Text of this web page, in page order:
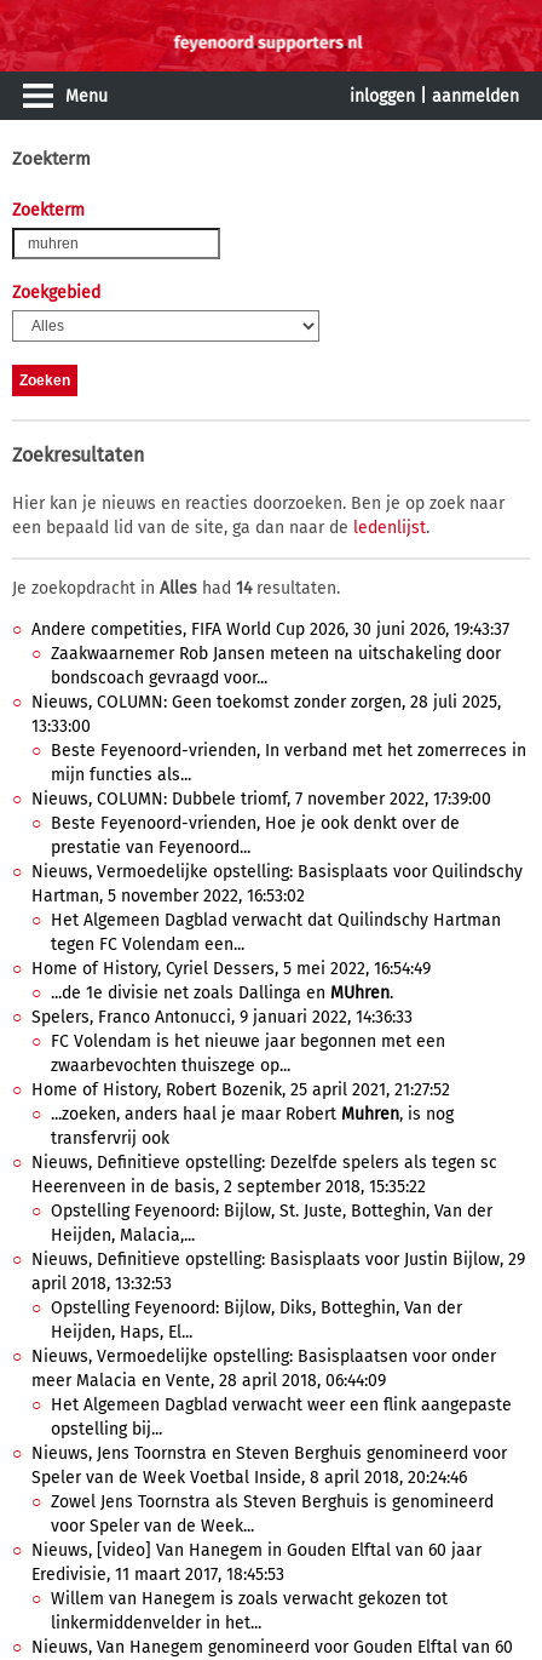
Menu inloggen aanmelden
Zoekterm
Zoekterm
Zoekgebied
Zoekresultaten
Hier kan je nieuws en reacties doorzoeken. Ben je op zoek naar
een bepaald lid van de site, ga dan naar de ledenlijst.
Je zoekopdracht in Alles had 14resultaten.
Andere competities, FIFA World Cup 2026, 30 juni 2026, 19:43:37
Zaakwaarnemer Rob Jansen meteen na uitschakeling door
bondscoach gevraagd voor...
Nieuws, COLUMN: Geen toekomst zonder zorgen, 28 juli 2025,
13:33:00
Beste Feyenoord-vrienden, In verband met het zomerreces in
mijn functies als...
Nieuws, COLUMN: Dubbele triomf, 7 november 2022, 17:39:00
Beste Feyenoord-vrienden, Hoe je ook denkt over de
prestatie van Feyenoord...
Nieuws, Vermoedelijke opstelling: Basisplaats voor Quilindschy
Hartman, 5 november 2022, 16:53:02
Het Algemeen Dagblad verwacht dat Quilindschy Hartman
tegen FC Volendam een...
Home of History, Cyriel Dessers, 5 mei 2022, 16:54:49
...de 1e divisie net zoals Dallinga en MUhren.
Spelers, Franco Antonucci, 9 januari 2022, 14:36:33
FC Volendam is het nieuwe jaar begonnen met een
zwaarbevochten thuiszege op...
Home of History, Robert Bozenik, 25 april 2021, 21:27:52
...zoeken, anders haal je maar Robert Muhren, is nog
transfervrij ook
Nieuws, Definitieve opstelling: Dezelfde spelers als tegen sc
Heerenveen in de basis, 2 september 2018, 15:35:22
Opstelling Feyenoord: Bijlow, St. Juste, Botteghin, Van der
Heijden, Malacia,...
Nieuws, Definitieve opstelling: Basisplaats voor Justin Bijlow, 29
april 2018, 13:32:53
Opstelling Feyenoord: Bijlow, Diks, Botteghin, Van der
Heijden, Haps, El...
Nieuws, Vermoedelijke opstelling: Basisplaatsen voor onder
meer Malacia en Vente, 28 april 2018, 06:44:09
Het Algemeen Dagblad verwacht weer een flink aangepaste
opstelling bij...
Nieuws, Jens Toornstra en Steven Berghuis genomineerd voor
Speler van de Week Voetbal Inside, 8 april 2018, 20:24:46
Zowel Jens Toornstra als Steven Berghuis is genomineerd
voor Speler van de Week...
Nieuws, [video] Van Hanegem in Gouden Elftal van 60 jaar
Eredivisie, 11 maart 2017, 18:45:53
Willem van Hanegem is zoals verwacht gekozen tot
linkermiddenvelder in het...
Nieuws, Van Hanegem genomineerd voor Gouden Elftal van 60